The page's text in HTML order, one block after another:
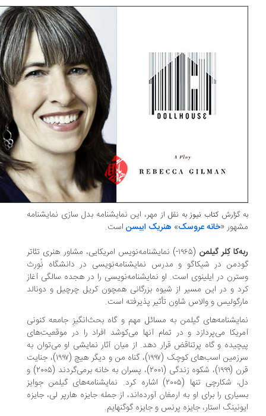
گزارش کتاب نیوز به نقل از مهر، این نمایشنامه بدل سازی نمایشنامه
«خانه عروسک»هنریک ایبسن است.
کِلر گیلمن
(۱۹۶۵-) نمایشنامه‌نویس امریکایی‌، مشاور هنری تئاتر
در شیکاگو و مدرس نمایشنامه‌نویسی در دانشگاه نُورث
در ایلینوی است. او نمایشنامه‌نویسی را در هجده سالگی آغاز
و در این‌ مسیر از شیوه‌ بزرگانی‌ همچون‌ کریل چرچیل و دونالد
و والاس شاون‌ تأثیر پذیرفته است.
گیلمن به مسائل مهم و گاه بحث‌انگیزِ جامعه کنونی
می‌پردازد و در تمام آنها می‌کوشد افراد را در موقعیت‌های
و گاه پرتناقض قرار دهد. از میان آثار نمایشی او می‌توان به‌
سرزمین‌ اسب‌های‌ کوچک (۱۹۹۷)، گناه‌ من‌ و دیگر هیچ‌ (۱۹۹۷)، جنایت‌
قرن (۱۹۹۹)، شکوه‌ زندگی‌ (۲۰۰۱)، پسران‌ به‌ خانه‌ برمی‌گردند (۲۰۰۵)‌ و
دل‌، شکارچی‌ تنها (۲۰۰۵) اشاره‌ کرد. نمایشنامه‌های‌ گیلمن‌ جوایز
را برای او به ارمغان آورده‌اند، از جمله جایزه هارپر لی، جایزه
استار، جایزه پرنس و جایزه گوگنهایم‌.‌